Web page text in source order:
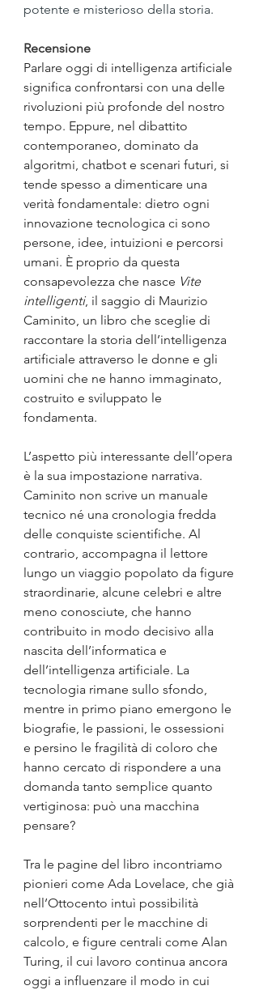
potente e misterioso della storia.
Recensione
Parlare oggi di intelligenza artificiale
significa confrontarsi con una delle
rivoluzioni più profonde del nostro
tempo. Eppure, nel dibattito
contemporaneo, dominato da
algoritmi, chatbot e scenari futuri, si
tende spesso a dimenticare una
verità fondamentale: dietro ogni
innovazione tecnologica ci sono
persone, idee, intuizioni e percorsi
umani. È proprio da questa
consapevolezza che nasce Vite
intelligenti, il saggio di Maurizio
Caminito, un libro che sceglie di
raccontare la storia dell’intelligenza
artificiale attraverso le donne e gli
uomini che ne hanno immaginato,
costruito e sviluppato le
fondamenta.
L’aspetto più interessante dell’opera
è la sua impostazione narrativa.
Caminito non scrive un manuale
tecnico né una cronologia fredda
delle conquiste scientifiche. Al
contrario, accompagna il lettore
lungo un viaggio popolato da figure
straordinarie, alcune celebri e altre
meno conosciute, che hanno
contribuito in modo decisivo alla
nascita dell’informatica e
dell’intelligenza artificiale. La
tecnologia rimane sullo sfondo,
mentre in primo piano emergono le
biografie, le passioni, le ossessioni
e persino le fragilità di coloro che
hanno cercato di rispondere a una
domanda tanto semplice quanto
vertiginosa: può una macchina
pensare?
Tra le pagine del libro incontriamo
pionieri come Ada Lovelace, che già
nell’Ottocento intuì possibilità
sorprendenti per le macchine di
calcolo, e figure centrali come Alan
Turing, il cui lavoro continua ancora
oggi a influenzare il modo in cui